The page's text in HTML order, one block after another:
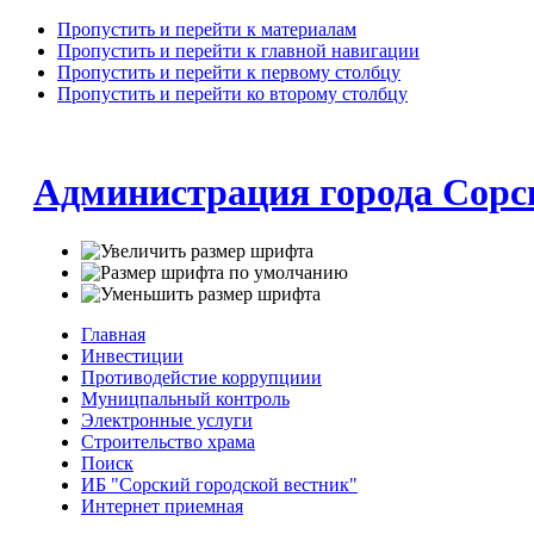
Пропустить и перейти к материалам
Пропустить и перейти к главной навигации
Пропустить и перейти к первому столбцу
Пропустить и перейти ко второму столбцу
Администрация города
Главная
Инвестиции
Противодейстие коррупциии
Муницпальный контроль
Электронные услуги
Строительство храма
Поиск
ИБ "Сорский городской вестник"
Интернет приемная